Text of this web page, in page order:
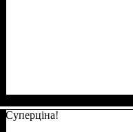
Суперціна!